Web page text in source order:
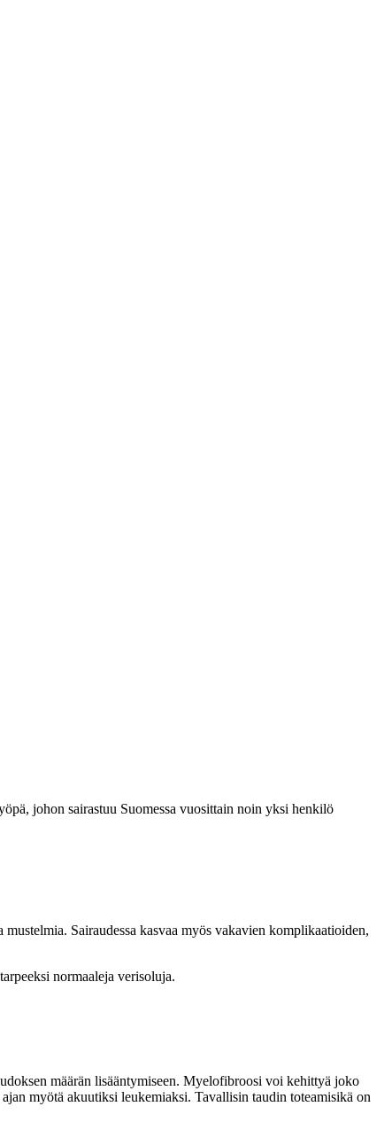
johon sairastuu Suomessa vuosittain noin yksi henkilö
Sairaudessa kasvaa myös vakavien komplikaatioiden,
normaaleja verisoluja.
määrän lisääntymiseen. Myelofibroosi voi kehittyä joko
myötä akuutiksi leukemiaksi. Tavallisin taudin toteamisikä on